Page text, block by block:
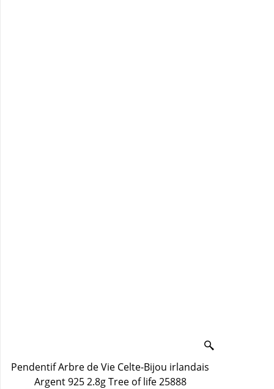
Pendentif Arbre de Vie Celte-Bijou irlandais
Argent 925 2.8g Tree of life 25888